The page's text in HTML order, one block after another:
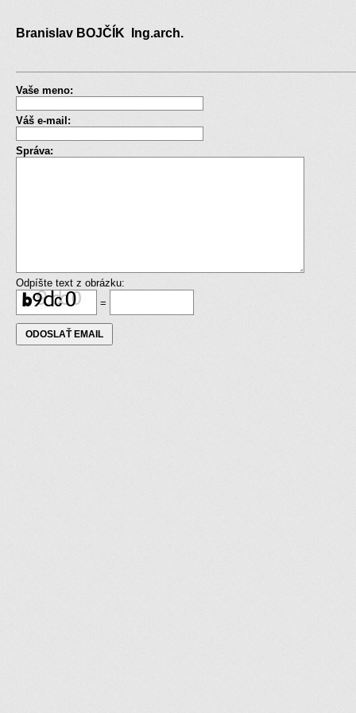
Branislav BOJČÍK Ing.arch.
Vaše meno:
Váš e-mail:
Správa:
Odpíšte text z obrázku:
=